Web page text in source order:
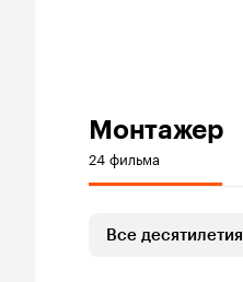
Монтажер
24 фильма
Все десятилетия